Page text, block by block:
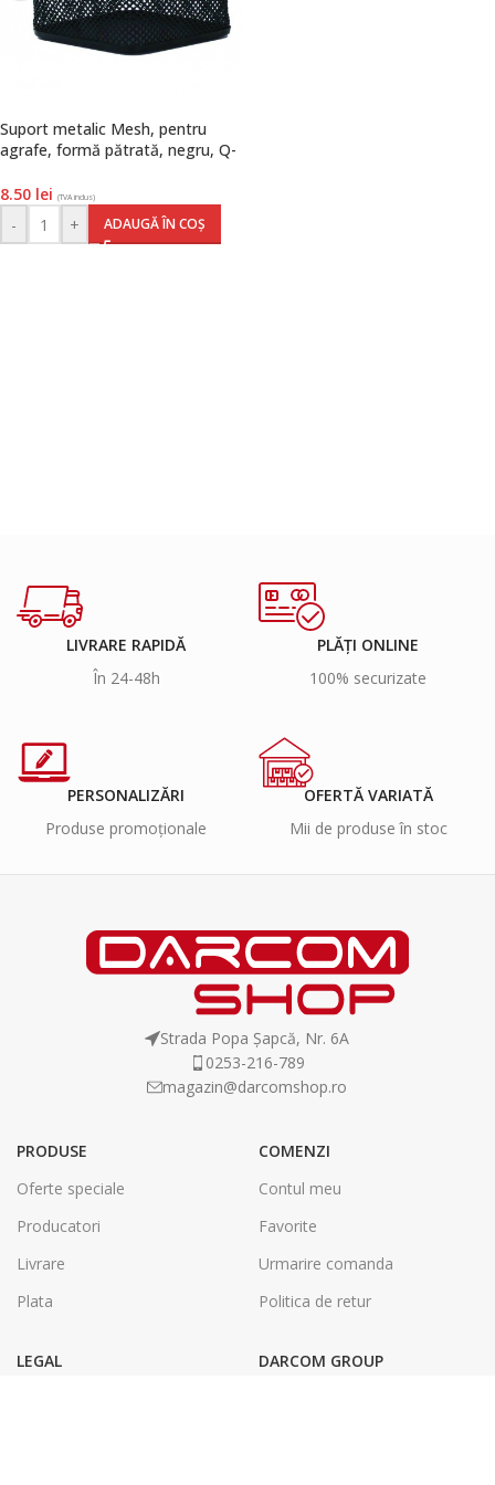
Suport metalic Mesh, pentru
agrafe, formă pătrată, negru, Q-
8.50 lei (TVA inclus)
- + ADAUGĂ ÎN COȘ
LIVRARE RAPIDĂ
În 24-48h
PLĂȚI ONLINE
100% securizate
PERSONALIZĂRI
Produse promoționale
OFERTĂ VARIATĂ
Mii de produse în stoc
Strada Popa Șapcă, Nr. 6A
0253-216-789
magazin@darcomshop.ro
PRODUSE
Oferte speciale
Producatori
Livrare
Plata
COMENZI
Contul meu
Favorite
Urmarire comanda
Politica de retur
LEGAL
DARCOM GROUP